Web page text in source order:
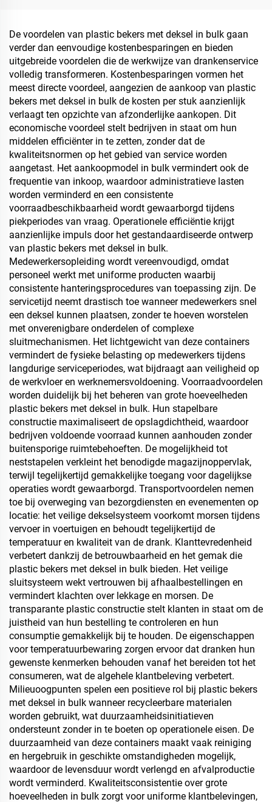
De voordelen van plastic bekers met deksel in bulk gaan
verder dan eenvoudige kostenbesparingen en bieden
uitgebreide voordelen die de werkwijze van drankenservice
volledig transformeren. Kostenbesparingen vormen het
meest directe voordeel, aangezien de aankoop van plastic
bekers met deksel in bulk de kosten per stuk aanzienlijk
verlaagt ten opzichte van afzonderlijke aankopen. Dit
economische voordeel stelt bedrijven in staat om hun
middelen efficiënter in te zetten, zonder dat de
kwaliteitsnormen op het gebied van service worden
aangetast. Het aankoopmodel in bulk vermindert ook de
frequentie van inkoop, waardoor administratieve lasten
worden verminderd en een consistente
voorraadbeschikbaarheid wordt gewaarborgd tijdens
piekperiodes van vraag. Operationele efficiëntie krijgt
aanzienlijke impuls door het gestandaardiseerde ontwerp
van plastic bekers met deksel in bulk.
Medewerkersopleiding wordt vereenvoudigd, omdat
personeel werkt met uniforme producten waarbij
consistente hanteringsprocedures van toepassing zijn. De
servicetijd neemt drastisch toe wanneer medewerkers snel
een deksel kunnen plaatsen, zonder te hoeven worstelen
met onverenigbare onderdelen of complexe
sluitmechanismen. Het lichtgewicht van deze containers
vermindert de fysieke belasting op medewerkers tijdens
langdurige serviceperiodes, wat bijdraagt aan veiligheid op
de werkvloer en werknemersvoldoening. Voorraadvoordelen
worden duidelijk bij het beheren van grote hoeveelheden
plastic bekers met deksel in bulk. Hun stapelbare
constructie maximaliseert de opslagdichtheid, waardoor
bedrijven voldoende voorraad kunnen aanhouden zonder
buitensporige ruimtebehoeften. De mogelijkheid tot
neststapelen verkleint het benodigde magazijnoppervlak,
terwijl tegelijkertijd gemakkelijke toegang voor dagelijkse
operaties wordt gewaarborgd. Transportvoordelen nemen
toe bij overweging van bezorgdiensten en evenementen op
locatie: het veilige dekselsysteem voorkomt morsen tijdens
vervoer in voertuigen en behoudt tegelijkertijd de
temperatuur en kwaliteit van de drank. Klanttevredenheid
verbetert dankzij de betrouwbaarheid en het gemak die
plastic bekers met deksel in bulk bieden. Het veilige
sluitsysteem wekt vertrouwen bij afhaalbestellingen en
vermindert klachten over lekkage en morsen. De
transparante plastic constructie stelt klanten in staat om de
juistheid van hun bestelling te controleren en hun
consumptie gemakkelijk bij te houden. De eigenschappen
voor temperatuurbewaring zorgen ervoor dat dranken hun
gewenste kenmerken behouden vanaf het bereiden tot het
consumeren, wat de algehele klantbeleving verbetert.
Milieuoogpunten spelen een positieve rol bij plastic bekers
met deksel in bulk wanneer recycleerbare materialen
worden gebruikt, wat duurzaamheidsinitiatieven
ondersteunt zonder in te boeten op operationele eisen. De
duurzaamheid van deze containers maakt vaak reiniging
en hergebruik in geschikte omstandigheden mogelijk,
waardoor de levensduur wordt verlengd en afvalproductie
wordt verminderd. Kwaliteitsconsistentie over grote
hoeveelheden in bulk zorgt voor uniforme klantbelevingen,